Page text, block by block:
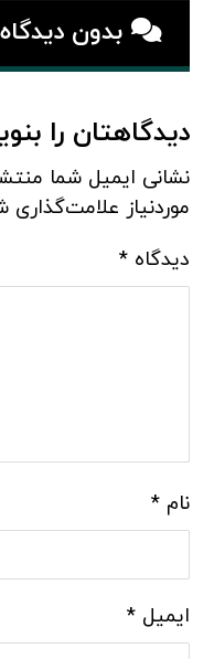
بدون دیدگاه
دیدگاهتان را
نشانی ایمیل شما
موردنیاز علامت‌گذاری
دیدگاه*
نام*
ایمیل*